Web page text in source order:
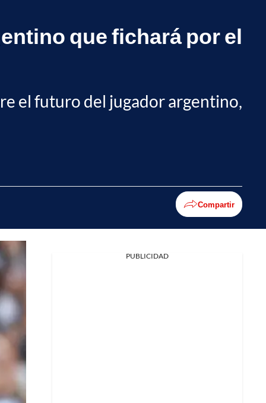
que fichará por el
el futuro del jugador argentino,
Compartir
PUBLICIDAD